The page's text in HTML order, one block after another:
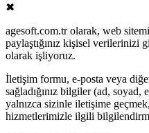
✖
agesoft.com.tr olarak, web
paylaştığınız kişisel
olarak işliyoruz.
İletişim formu, e-posta veya
sağladığınız bilgiler (ad, soyad,
yalnızca sizinle iletişime
hizmetlerimizle ilgili